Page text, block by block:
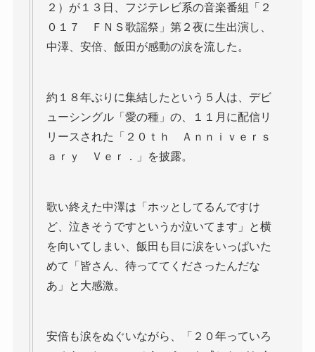
２）が１３日、フジテレビ系の音楽番組「２
０１７ ＦＮＳ歌謡祭」第２夜に生出演し、
中澤、安倍、飯田が感動の涙を流した。
約１８年ぶりに集結したという５人は、デビ
ューシングル「愛の種」の、１１月に配信リ
リースされた「２０ｔｈ Ａｎｎｉｖｅｒｓ
ａｒｙ Ｖｅｒ．」を披露。
歌い終えた中澤は「ホッとしてるんですけ
ど、泣きそうですというか泣いてます」と横
を向いてしまい、飯田も目に涙をいっぱいた
めて「皆さん、待っててくださったんだな
あ」と大感激。
安倍も涙をぬぐいながら、「２０年っていろ